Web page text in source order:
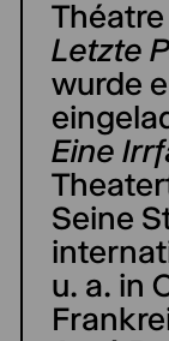
Letzte
wurde
Eine
Seine
u. a. in